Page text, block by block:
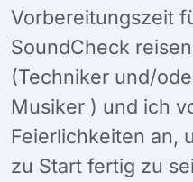
Vorbereitungszeit
SoundCheck
(Techniker und/
Musiker ) und ich
Feierlichkeiten an,
zu Start fertig zu